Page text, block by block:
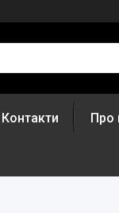
Контакти Про